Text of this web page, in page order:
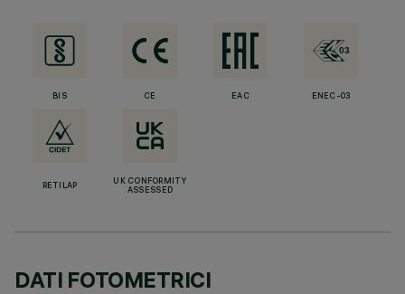
BIS CE EAC ENEC-03
RETILAP
UK CONFORMITY
ASSESSED
DATI FOTOMETRICI